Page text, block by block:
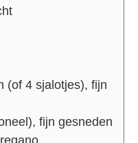
(of 4 sjalotjes), fijn
fijn gesneden